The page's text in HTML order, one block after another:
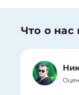
Что о нас